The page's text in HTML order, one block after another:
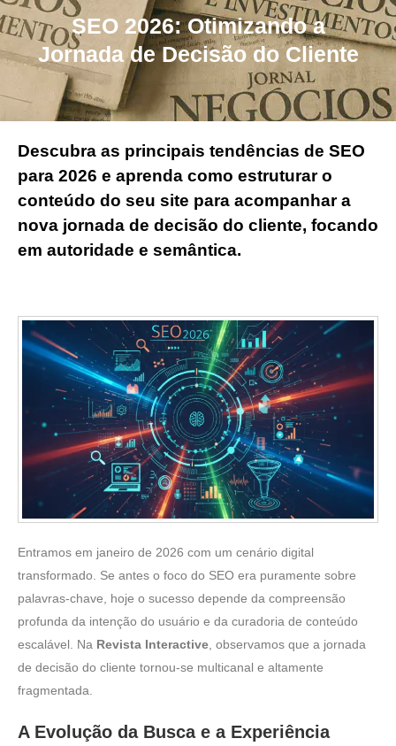
SEO 2026: Otimizando a
Jornada de Decisão do Cliente
Descubra as principais tendências de SEO
para 2026 e aprenda como estruturar o
conteúdo do seu site para acompanhar a
nova jornada de decisão do cliente, focando
em autoridade e semântica.
Entramos em janeiro de 2026 com um cenário digital
transformado. Se antes o foco do SEO era puramente sobre
palavras-chave, hoje o sucesso depende da compreensão
profunda da intenção do usuário e da curadoria de conteúdo
escalável. Na Revista Interactive , observamos que a jornada
de decisão do cliente tornou-se multicanal e altamente
fragmentada.
A Evolução da Busca e a Experiência